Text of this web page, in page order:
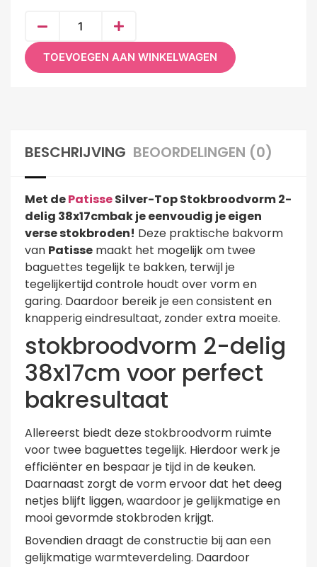
TOEVOEGEN AAN WINKELWAGEN
BESCHRIJVING BEOORDELINGEN (0)
Met dePatisseSilver-Top Stokbroodvorm 2-
delig 38x17cmbak je eenvoudig je eigen
verse stokbroden! Deze praktische bakvorm
van Patisse maakt het mogelijk om twee
baguettes tegelijk te bakken, terwijl je
tegelijkertijd controle houdt over vorm en
garing. Daardoor bereik je een consistent en
knapperig eindresultaat, zonder extra moeite.
stokbroodvorm 2-delig
38x17cm voor perfect
bakresultaat
Allereerst biedt deze stokbroodvorm ruimte
voor twee baguettes tegelijk. Hierdoor werk je
efficiënter en bespaar je tijd in de keuken.
Daarnaast zorgt de vorm ervoor dat het deeg
netjes blijft liggen, waardoor je gelijkmatige en
mooi gevormde stokbroden krijgt.
Bovendien draagt de constructie bij aan een
gelijkmatige warmteverdeling. Daardoor